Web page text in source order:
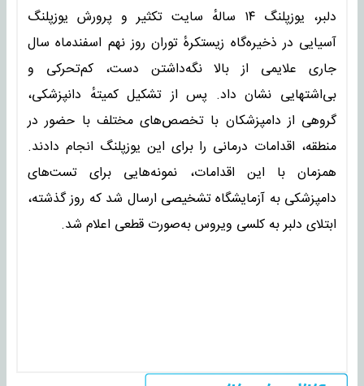
دلبر، یوزپلنگ ۱۴ سالهٔ سایت تکثیر و پرورش یوزپلنگ
آسیایی در ذخیره‌گاه زیستکرهٔ توران روز نهم اسفندماه سال
جاری علایمی از بالا نگه‌داشتن دست، کم‌تحرکی و
بی‌اشتهایی نشان داد. پس از تشکیل کمیتهٔ دانپزشکی،
گروهی از دامپزشکان با تخصص‌های مختلف با حضور در
منطقه، اقدامات درمانی را برای این یوزپلنگ انجام دادند.
همزمان با این اقدامات، نمونه‌هایی برای تست‌های
دامپزشکی به آزمایشگاه تشخیصی ارسال شد که روز گذشته،
ابتلای دلبر به کلسی ویروس به‌صورت قطعی اعلام شد.